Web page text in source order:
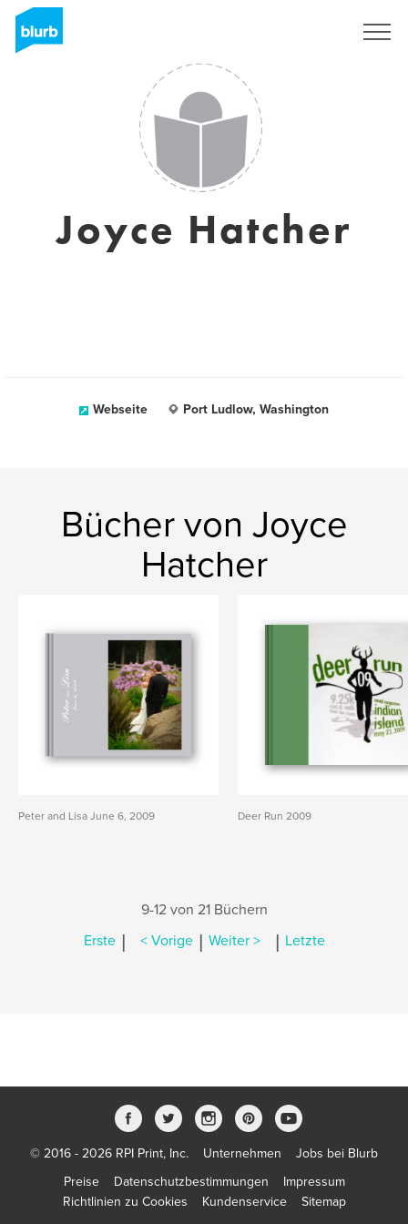
Joyce Hatcher
Webseite Port Ludlow, Washington
Bücher von Joyce
Hatcher
Peter and Lisa June 6, 2009 Deer Run 2009
9-12 von 21 Büchern
Erste | < Vorige | Weiter > | Letzte
© 2016 - 2026 RPI Print, Inc. Unternehmen
Jobs bei Blurb
Preise
Datenschutzbestimmungen
Impressum
Richtlinien zu Cookies
Kundenservice Sitemap